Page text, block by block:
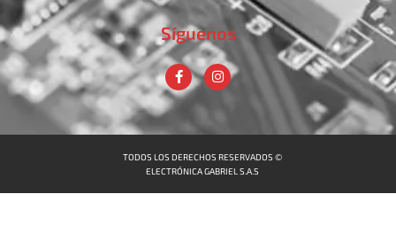
Síguenos
TODOS LOS DERECHOS RESERVADOS ©
ELECTRÓNICA GABRIEL S.A.S